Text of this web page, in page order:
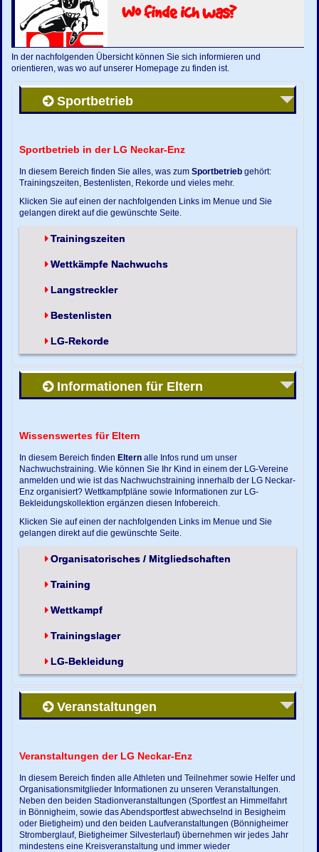
Wo finde ich was?
In der nachfolgenden Übersicht können Sie sich informieren und
orientieren, was wo auf unserer Homepage zu finden ist.
Sportbetrieb
Sportbetrieb in der LG Neckar-Enz
In diesem Bereich finden Sie alles, was zumSportbetrieb gehört:
Trainingszeiten, Bestenlisten, Rekorde und vieles mehr.
Klicken Sie auf einen der nachfolgenden Links im Menue und Sie
gelangen direkt auf die gewünschte Seite.
Trainingszeiten
Wettkämpfe Nachwuchs
Langstreckler
Bestenlisten
LG-Rekorde
Informationen für Eltern
Wissenswertes für Eltern
In diesem Bereich finden Eltern alle Infos rund um unser
Nachwuchstraining. Wie können Sie Ihr Kind in einem der LG-Vereine
anmelden und wie ist das Nachwuchstraining innerhalb der LG Neckar-
Enz organisiert? Wettkampfpläne sowie Informationen zur LG-
Bekleidungskollektion ergänzen diesen Infobereich.
Klicken Sie auf einen der nachfolgenden Links im Menue und Sie
gelangen direkt auf die gewünschte Seite.
Organisatorisches / Mitgliedschaften
Training
Wettkampf
Trainingslager
LG-Bekleidung
Veranstaltungen
Veranstaltungen der LG Neckar-Enz
In diesem Bereich finden alle Athleten und Teilnehmer sowie Helfer und
Organisationsmitglieder Informationen zu unseren Veranstaltungen.
Neben den beiden Stadionveranstaltungen (Sportfest an Himmelfahrt
in Bönnigheim, sowie das Abendsportfest abwechselnd in Besigheim
oder Bietigheim) und den beiden Laufveranstaltungen (Bönnigheimer
Stromberglauf, Bietigheimer Silvesterlauf) übernehmen wir jedes Jahr
mindestens eine Kreisveranstaltung und immer wieder